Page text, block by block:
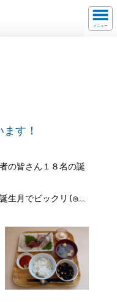
メニュー
す！
の皆さん１８名の誕
生月でビックリ(◎﹏